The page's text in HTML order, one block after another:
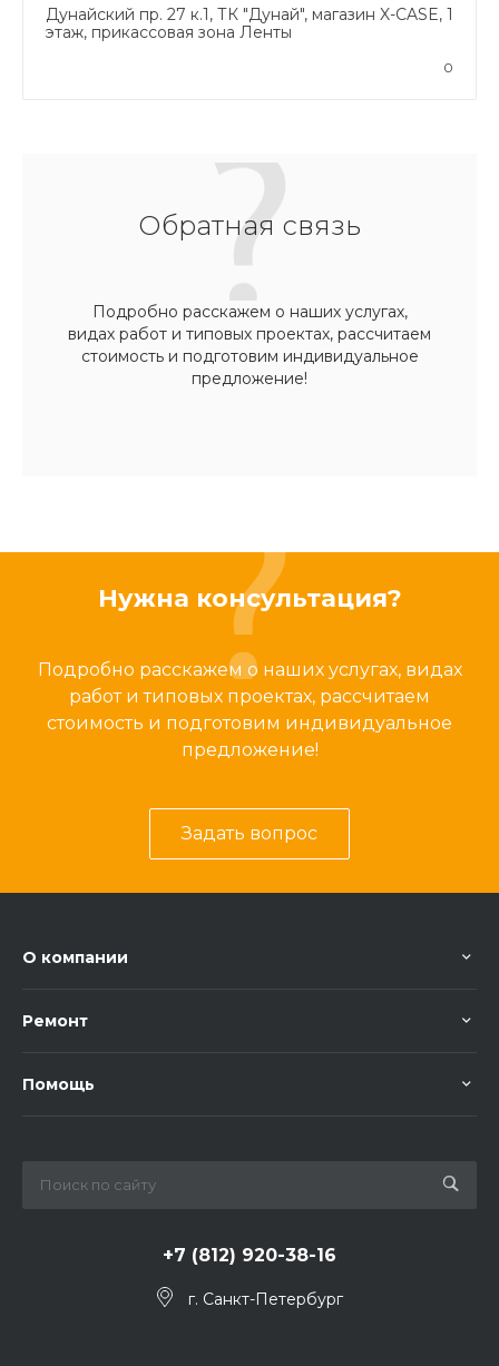
Дунайский пр. 27 к.1, ТК "Дунай", магазин X-CASE, 1
этаж, прикассовая зона Ленты
0
Обратная связь
Подробно расскажем о наших услугах,
видах работ и типовых проектах, рассчитаем
стоимость и подготовим индивидуальное
предложение!
Нужна консультация?
Подробно расскажем о наших услугах, видах
работ и типовых проектах, рассчитаем
стоимость и подготовим индивидуальное
предложение!
Задать вопрос
О компании
Ремонт
Помощь
+7 (812) 920-38-16
г. Санкт-Петербург